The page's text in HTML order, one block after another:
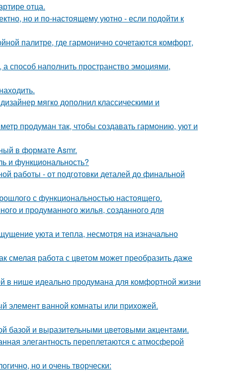
отца.
но и по-настоящему уютно - если подойти к
палитре, где гармонично сочетаются комфорт,
способ наполнить пространство эмоциями,
мягко дополнил классическими и
продуман так, чтобы создавать гармонию, уют и
в формате Asmr.
и функциональность?
работы - от подготовки деталей до финальной
с функциональностью настоящего.
и продуманного жилья, созданного для
уюта и тепла, несмотря на изначально
смелая работа с цветом может преобразить даже
в нише идеально продумана для комфортной жизни
элемент ванной комнаты или прихожей.
базой и выразительными цветовыми акцентами.
элегантность переплетаются с атмосферой
но и очень творчески: